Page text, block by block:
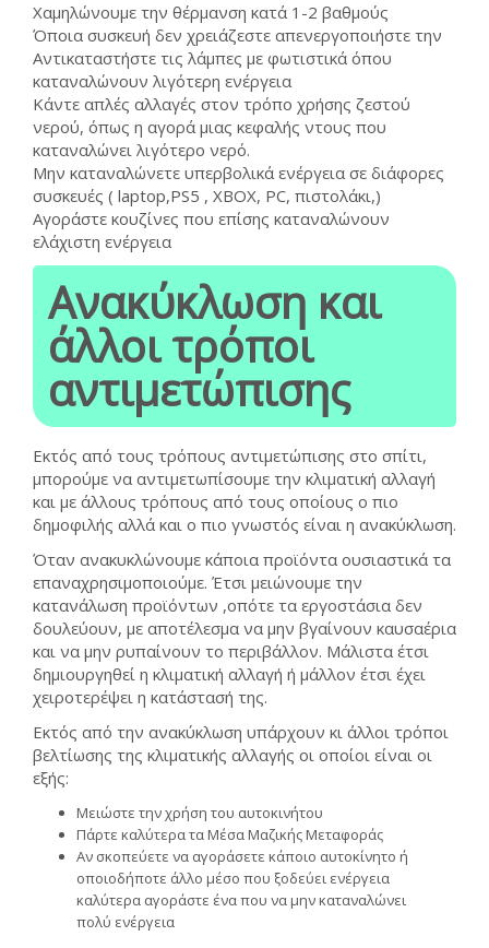
Χαμηλώνουμε την θέρμανση κατά 1-2 βαθμούς
Όποια συσκευή δεν χρειάζεστε απενεργοποιήστε την
Αντικαταστήστε τις λάμπες με φωτιστικά όπου
καταναλώνουν λιγότερη ενέργεια
Κάντε απλές αλλαγές στον τρόπο χρήσης ζεστού
νερού, όπως η αγορά μιας κεφαλής ντους που
καταναλώνει λιγότερο νερό.
Μην καταναλώνετε υπερβολικά ενέργεια σε διάφορες
συσκευές ( laptop,PS5 , XBOX, PC, πιστολάκι,)
Αγοράστε κουζίνες που επίσης καταναλώνουν
ελάχιστη ενέργεια
Ανακύκλωση και
άλλοι τρόποι
αντιμετώπισης
Εκτός από τους τρόπους αντιμετώπισης στο σπίτι,
μπορούμε να αντιμετωπίσουμε την κλιματική αλλαγή
και με άλλους τρόπους από τους οποίους ο πιο
δημοφιλής αλλά και ο πιο γνωστός είναι η ανακύκλωση.
Όταν ανακυκλώνουμε κάποια προϊόντα ουσιαστικά τα
επαναχρησιμοποιούμε. Έτσι μειώνουμε την
κατανάλωση προϊόντων ,οπότε τα εργοστάσια δεν
δουλεύουν, με αποτέλεσμα να μην βγαίνουν καυσαέρια
και να μην ρυπαίνουν το περιβάλλον. Μάλιστα έτσι
δημιουργηθεί η κλιματική αλλαγή ή μάλλον έτσι έχει
χειροτερέψει η κατάστασή της.
Εκτός από την ανακύκλωση υπάρχουν κι άλλοι τρόποι
βελτίωσης της κλιματικής αλλαγής οι οποίοι είναι οι
εξής:
Μειώστε την χρήση του αυτοκινήτου
Πάρτε καλύτερα τα Μέσα Μαζικής Μεταφοράς
Αν σκοπεύετε να αγοράσετε κάποιο αυτοκίνητο ή
οποιοδήποτε άλλο μέσο που ξοδεύει ενέργεια
καλύτερα αγοράστε ένα που να μην καταναλώνει
πολύ ενέργεια